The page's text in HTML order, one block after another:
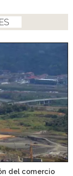
del comercio